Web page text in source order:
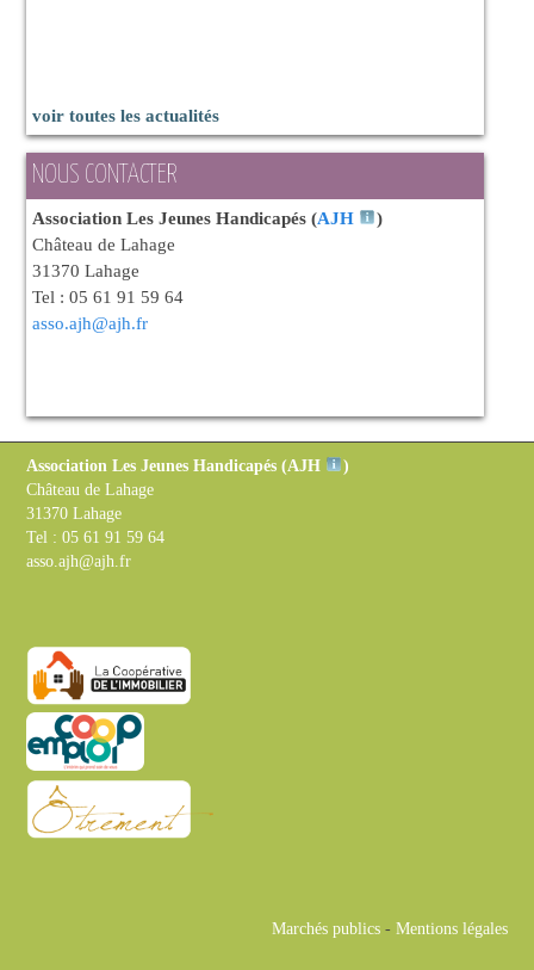
voir toutes les actualités
NOUS CONTACTER
Association Les Jeunes Handicapés (AJH
)
Château de Lahage
31370 Lahage
Tel : 05 61 91 59 64
asso.ajh@ajh.fr
Association Les Jeunes Handicapés (AJH
)
Château de Lahage
31370 Lahage
Tel : 05 61 91 59 64
asso.ajh@ajh.fr
Marchés publics- Mentions légales